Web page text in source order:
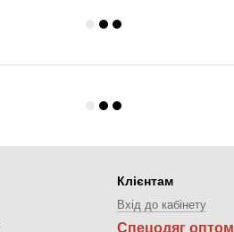
Клієнтам
Вхід до кабінету
Спецодяг оптом